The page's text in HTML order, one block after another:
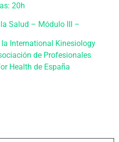
20h
Salud – Módulo III –
International Kinesiology
de Profesionales
Health de España